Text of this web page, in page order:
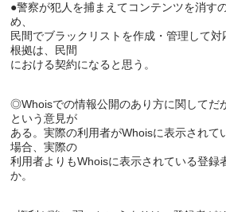
●警察が犯人を捕まえてコンテンツを消す
め、
民間でブラックリストを作成・管理して
根拠は、民間
◎Whoisでの情報公開のあり方に関してだ
という意見が
ある。実際の利用者がWhoisに表示されて
場合、実際の
利用者よりもWhoisに表示されている登録